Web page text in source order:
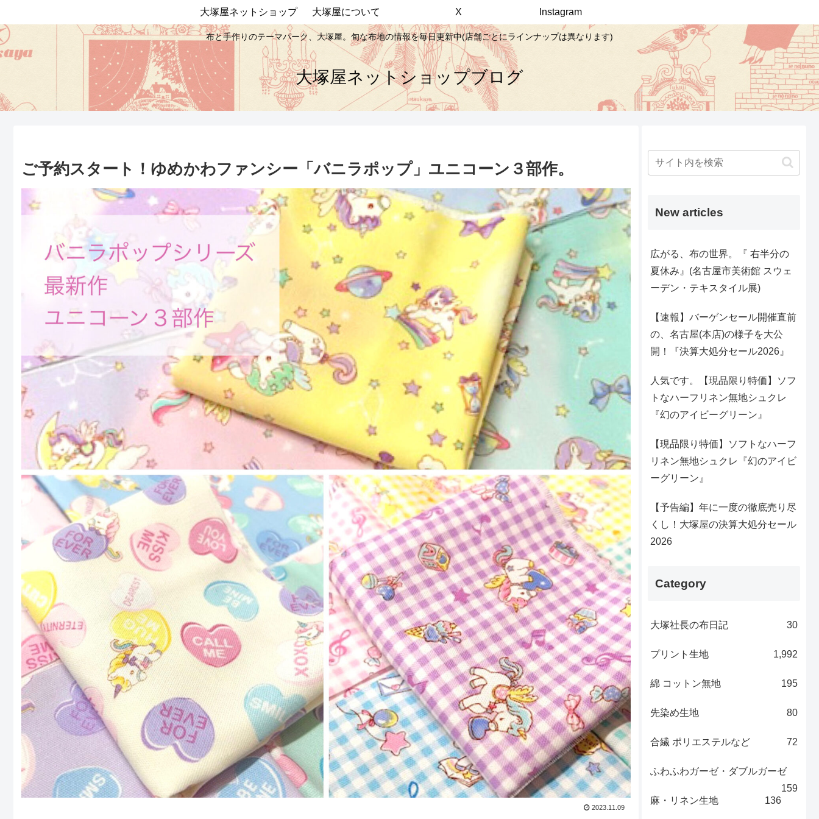
布と手作りのテーマパーク、大塚屋。旬な布地の情報を毎日更新中(店舗ごとにラインナップは異なります)
大塚屋ネットショップブログ
大塚屋ネットショップ 大塚屋について X Instagram
ご予約スタート！ゆめかわファンシー「バニラポップ」ユニコーン３部作。
2023.11.09
New articles
広がる、布の世界。『 右半分の
夏休み』(名古屋市美術館 スウェ
ーデン・テキスタイル展)
【速報】バーゲンセール開催直前
の、名古屋(本店)の様子を大公
開！『決算大処分セール2026』
人気です。【現品限り特価】ソフ
トなハーフリネン無地シュクレ
『幻のアイビーグリーン』
【現品限り特価】ソフトなハーフ
リネン無地シュクレ『幻のアイビ
ーグリーン』
【予告編】年に一度の徹底売り尽
くし！大塚屋の決算大処分セール
2026
Category
大塚社長の布日記 30
プリント生地 1,992
綿 コットン無地 195
先染め生地 80
合繊 ポリエステルなど 72
ふわふわガーゼ・ダブルガーゼ
159
麻・リネン生地
136